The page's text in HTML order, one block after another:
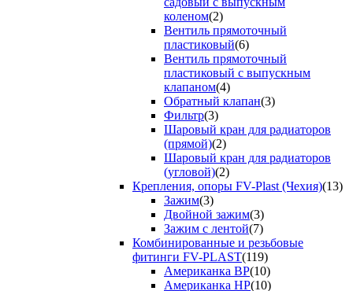
коленом(2)
Вентиль прямоточный
пластиковый(6)
Вентиль прямоточный
пластиковый с выпускным
клапаном(4)
Обратный клапан(3)
Фильтр(3)
Шаровый кран для радиаторов
(прямой)(2)
Шаровый кран для радиаторов
(угловой)(2)
Крепления, опоры FV-Plast (Чехия)(13)
Зажим(3)
Двойной зажим(3)
Зажим с лентой(7)
Комбинированные и резьбовые
фитинги FV-PLAST(119)
Американка ВР(10)
Американка НР(10)